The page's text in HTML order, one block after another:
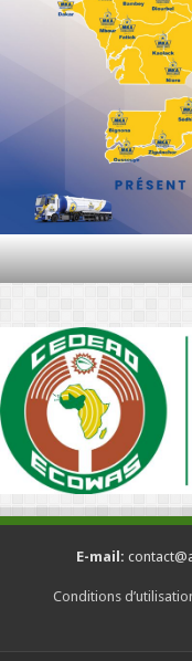
E-mail:
Conditions